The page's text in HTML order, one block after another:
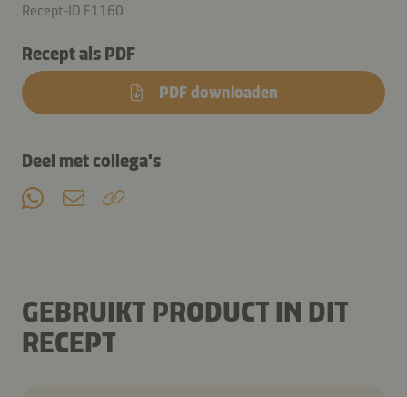
Recept-ID F1160
Recept als PDF
PDF downloaden
Deel met collega's
GEBRUIKT PRODUCT IN DIT
RECEPT